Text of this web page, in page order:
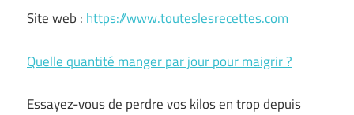
Site web : https://www.touteslesrecettes.com
Quelle quantité manger par jour pour maigrir ?
Essayez-vous de perdre vos kilos en trop depuis